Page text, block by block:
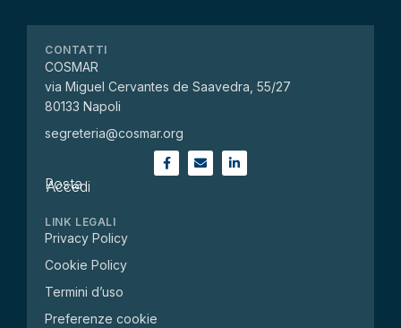
CONTATTI
COSMAR
via Miguel Cervantes de Saavedra, 55/27
80133 Napoli
segreteria@cosmar.org
Posta
Accedi
LINK LEGALI
Privacy Policy
Cookie Policy
Termini d’uso
Preferenze cookie